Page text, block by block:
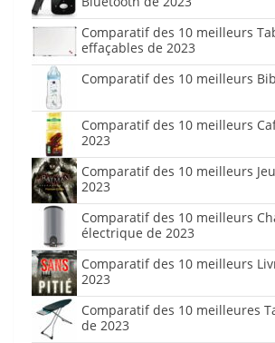
Comparatif des 10 meilleurs
effaçables de 2023
Comparatif des 10 meilleurs
Comparatif des 10 meilleurs
2023
Comparatif des 10 meilleurs
2023
Comparatif des 10 meilleurs
électrique de 2023
Comparatif des 10 meilleurs
2023
Comparatif des 10 meilleures
de 2023